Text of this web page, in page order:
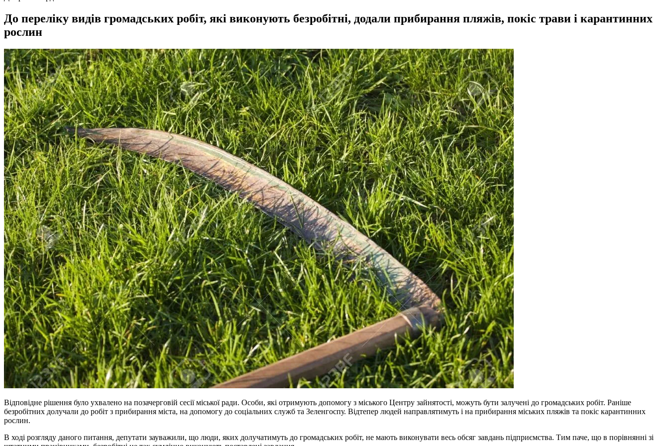
До переліку видів громадських робіт, які виконують безробітні, додали прибирання пляжів, покіс трави і карантинних
рослин
Відповідне рішення було ухвалено на позачерговій сесії міської ради. Особи, які отримують допомогу з міського Центру зайнятості, можуть бути залучені до громадських робіт. Раніше
безробітних долучали до робіт з прибирання міста, на допомогу до соціальних служб та Зеленгоспу. Відтепер людей направлятимуть і на прибирання міських пляжів та покіс карантинних
рослин.
В ході розгляду даного питання, депутати зауважили, що люди, яких долучатимуть до громадських робіт, не мають виконувати весь обсяг завдань підприємства. Тим паче, що в порівнянні зі